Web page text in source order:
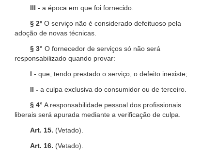
III - a época em que foi fornecido.
§ 2º O serviço não é considerado defeituoso pela
adoção de novas técnicas.
§ 3° O fornecedor de serviços só não será
responsabilizado quando provar:
I - que, tendo prestado o serviço, o defeito inexiste;
II - a culpa exclusiva do consumidor ou de terceiro.
§ 4° A responsabilidade pessoal dos profissionais
liberais será apurada mediante a verificação de culpa.
Art. 15. (Vetado).
Art. 16. (Vetado).